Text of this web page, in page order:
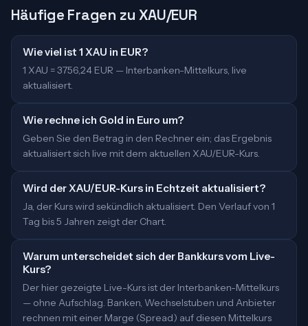
Häufige Fragen zu XAU/EUR
Wie viel ist 1 XAU in EUR?
1 XAU = 3756,24 EUR — Interbanken-Mittelkurs, live
aktualisiert.
Wie rechne ich Gold in Euro um?
Geben Sie den Betrag in den Rechner ein; das Ergebnis
aktualisiert sich live mit dem aktuellen XAU/EUR-Kurs.
Wird der XAU/EUR-Kurs in Echtzeit aktualisiert?
Ja, der Kurs wird sekündlich aktualisiert. Den Verlauf von 1
Tag bis 5 Jahren zeigt der Chart.
Warum unterscheidet sich der Bankkurs vom Live-
Kurs?
Der hier gezeigte Live-Kurs ist der Interbanken-Mittelkurs
— ohne Aufschlag. Banken, Wechselstuben und Anbieter
rechnen mit einer Marge (Spread) auf diesen Mittelkurs